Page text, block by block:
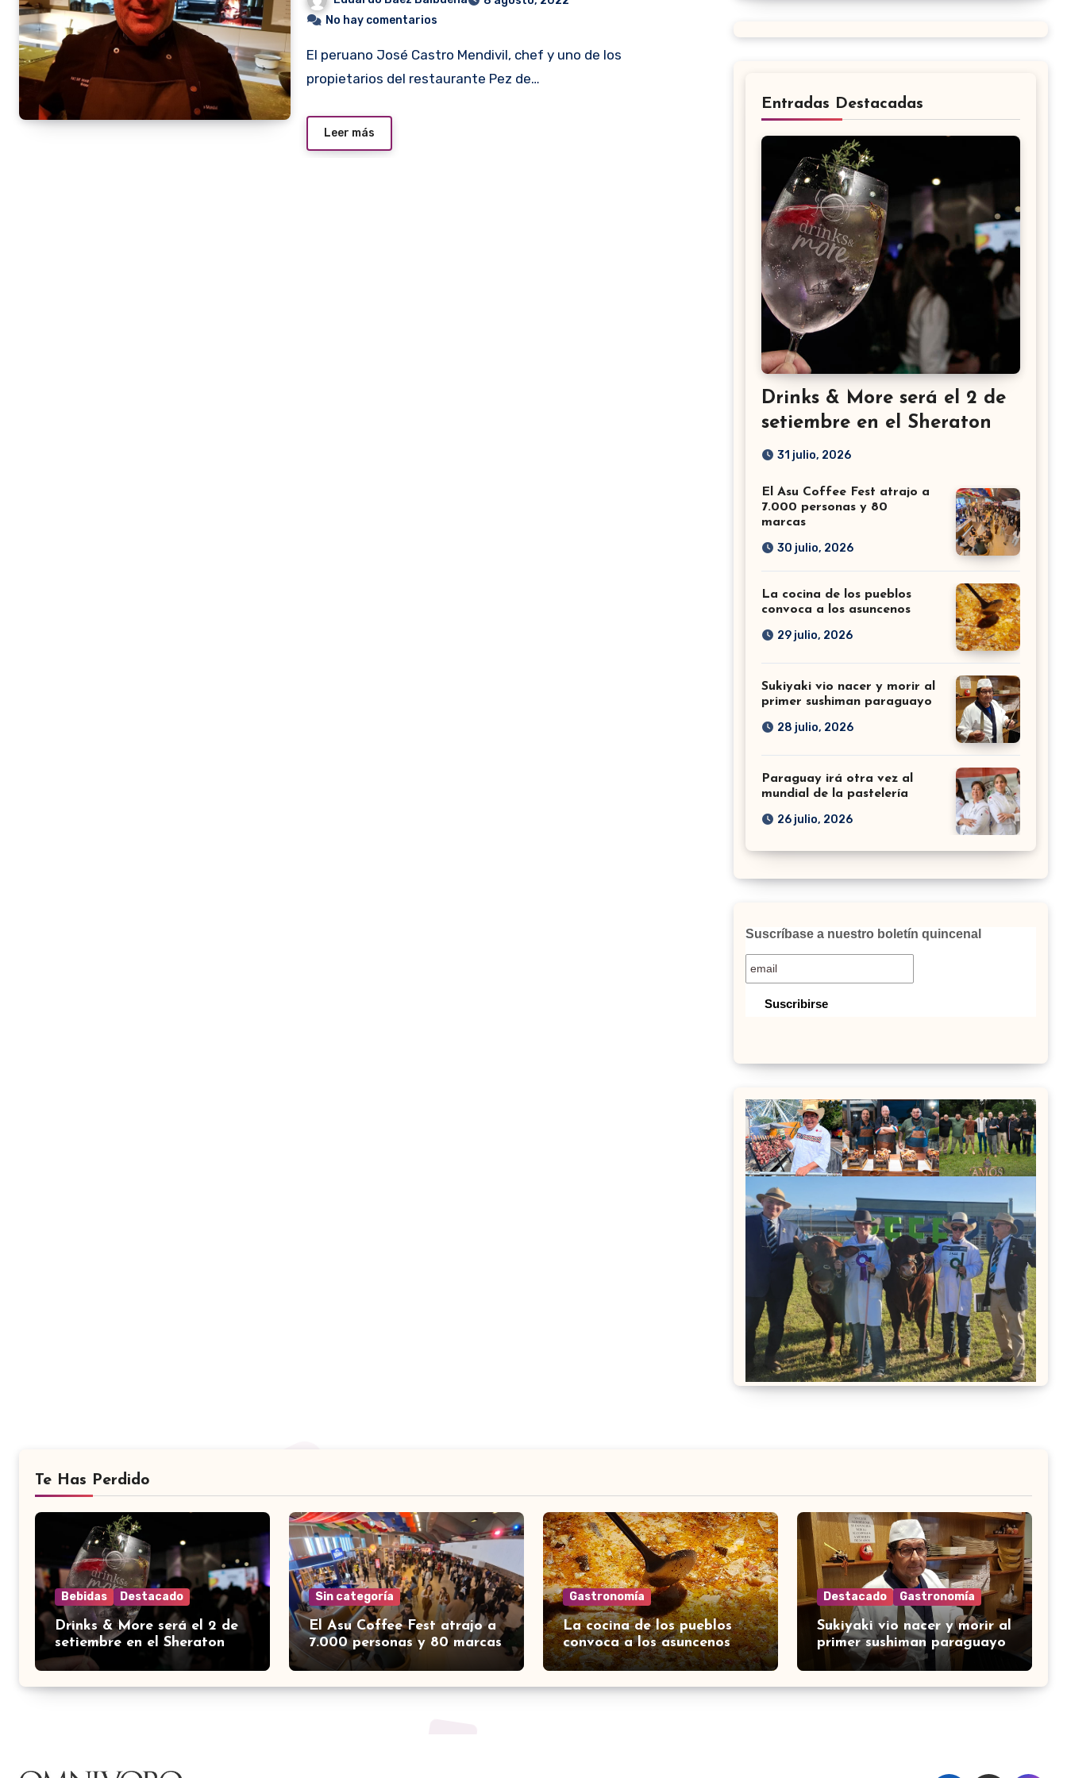
No hay comentarios
El peruano José Castro Mendivil, chef y uno de los
propietarios del restaurante Pez de…
Leer más
Entradas Destacadas
Drinks & More será el 2 de
setiembre en el Sheraton
31 julio, 2026
El Asu Coffee Fest atrajo a
7.000 personas y 80
marcas
30 julio, 2026
La cocina de los pueblos
convoca a los asuncenos
29 julio, 2026
Sukiyaki vio nacer y morir al
primer sushiman paraguayo
28 julio, 2026
Paraguay irá otra vez al
mundial de la pastelería
26 julio, 2026
Suscríbase a nuestro boletín quincenal
Te Has Perdido
Bebidas Destacado
Drinks & More será el 2 de
setiembre en el Sheraton
Sin categoría
El Asu Coffee Fest atrajo a
7.000 personas y 80 marcas
Gastronomía
La cocina de los pueblos
convoca a los asuncenos
Destacado Gastronomía
Sukiyaki vio nacer y morir al
primer sushiman paraguayo